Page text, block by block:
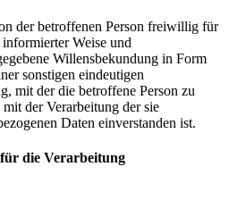
der betroffenen Person freiwillig für
Weise und
Willensbekundung in Form
sonstigen eindeutigen
mit der die betroffene Person zu
mit der Verarbeitung der sie
Daten einverstanden ist.
die Verarbeitung